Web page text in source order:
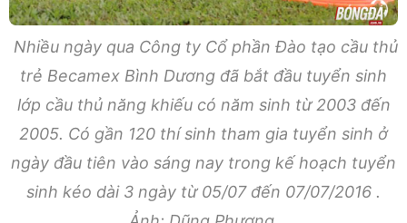
Nhiều ngày qua Công ty Cổ phần Đào tạo cầu thủ
trẻ Becamex Bình Dương đã bắt đầu tuyển sinh
lớp cầu thủ năng khiếu có năm sinh từ 2003 đến
2005. Có gần 120 thí sinh tham gia tuyển sinh ở
ngày đầu tiên vào sáng nay trong kế hoạch tuyển
sinh kéo dài 3 ngày từ 05/07 đến 07/07/2016 .